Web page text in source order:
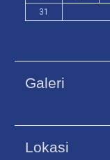
31
Galeri
Lokasi